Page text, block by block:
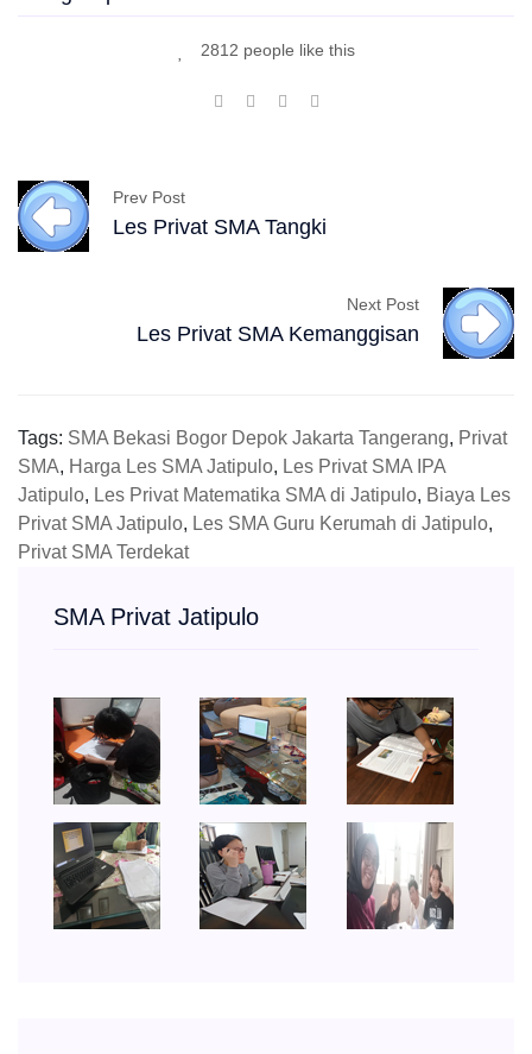
2812 people like this
Prev Post
Les Privat SMA Tangki
Next Post
Les Privat SMA Kemanggisan
Tags: SMA Bekasi Bogor Depok Jakarta Tangerang, Privat
SMA, Harga Les SMA Jatipulo, Les Privat SMA IPA
Jatipulo, Les Privat Matematika SMA di Jatipulo, Biaya Les
Privat SMA Jatipulo, Les SMA Guru Kerumah di Jatipulo,
Privat SMA Terdekat
SMA Privat Jatipulo